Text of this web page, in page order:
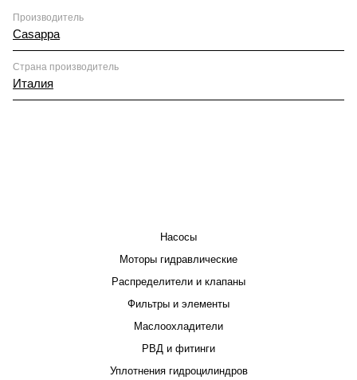
Производитель
Casappa
Страна производитель
Италия
Насосы
Моторы гидравлические
Распределители и клапаны
Фильтры и элементы
Маслоохладители
РВД и фитинги
Уплотнения гидроцилиндров